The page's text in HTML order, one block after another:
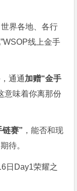
界各地、各行
线上金手
通通加赠“金手
意味着你离那份
链赛” ，能否和现
待。
日Day1荣耀之